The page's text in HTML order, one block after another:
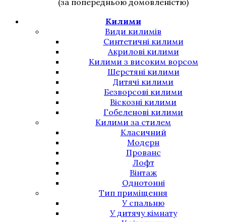
Килими
Види килимів
Синтетичні килими
Акрилові килими
Килими з високим ворсом
Шерстяні килими
Дитячі килими
Безворсові килими
Віскозні килими
Гобеленові килими
Килими за стилем
Класичний
Модерн
Прованс
Лофт
Вінтаж
Однотонні
Тип приміщення
У спальню
У дитячу кімнату